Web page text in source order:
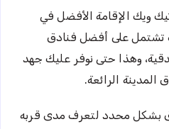
ويك الإقامة الأفضل في
تشتمل على أفضل فنادق
وهذا حتى نوفر عليك جهد
الرائعة.
بشكل محدد لتعرف مدى قربه